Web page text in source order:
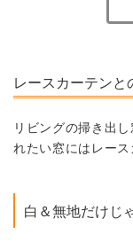
レースカーテン
リビングの掃き出
れたい窓にはレース
白＆無地だけじ